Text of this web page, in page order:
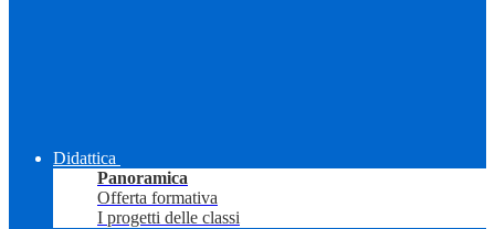
Didattica
Panoramica
Offerta formativa
I progetti delle classi